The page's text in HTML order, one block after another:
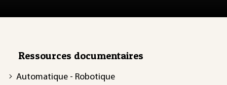
Ressources documentaires
Automatique - Robotique